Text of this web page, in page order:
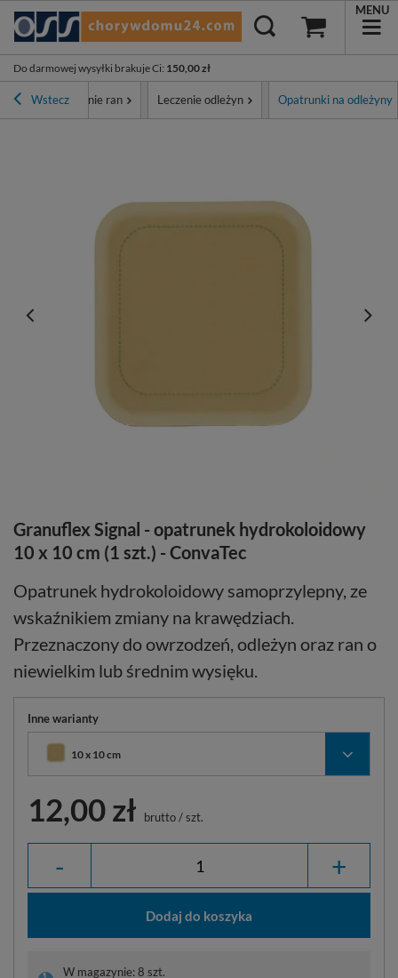
Do darmowej wysyłki brakuje Ci: 150,00 zł
MENU
Wstecz
Opatrunki i leczenie ran Leczenie odleżyn Opatrunki na odleżyny
Granuflex Signal - opatrunek hydrokoloidowy
10 x 10 cm (1 szt.) - ConvaTec
Opatrunek hydrokoloidowy samoprzylepny, ze
wskaźnikiem zmiany na krawędziach.
Przeznaczony do owrzodzeń, odleżyn oraz ran o
niewielkim lub średnim wysięku.
Inne warianty
10 x 10 cm
12,00 zł brutto/szt.
- +
Dodaj do koszyka
W magazynie: 8 szt.